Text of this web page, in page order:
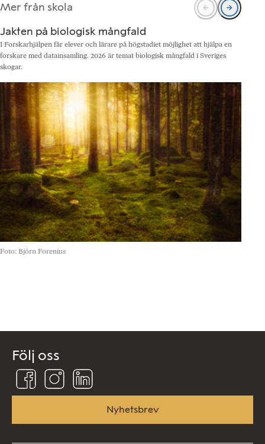
Mer från skola
Jakten på biologisk mångfald
I Forskarhjälpen får elever och lärare på högstadiet möjlighet att hjälpa en
forskare med datainsamling. 2026 är temat biologisk mångfald i Sveriges
skogar.
Foto: Björn Forenius
Följ oss
Följ
oss
på
Följ
på
InstagramLinkedin
Nyhetsbrev